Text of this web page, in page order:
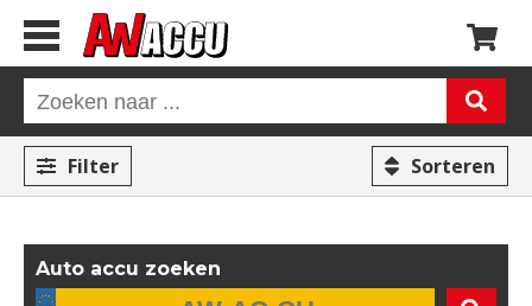
Filter Sorteren
Auto accu zoeken